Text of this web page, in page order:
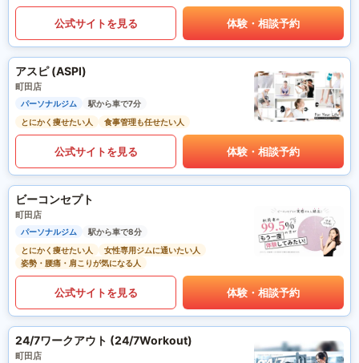
公式サイトを見る 体験・相談予約
アスピ (ASPI)
町田店
パーソナルジム
駅から車で7分
とにかく痩せたい人
食事管理も任せたい人
公式サイトを見る 体験・相談予約
ビーコンセプト
町田店
パーソナルジム
駅から車で8分
とにかく痩せたい人
女性専用ジムに通いたい人
姿勢・腰痛・肩こりが気になる人
公式サイトを見る 体験・相談予約
24/7ワークアウト (24/7Workout)
町田店